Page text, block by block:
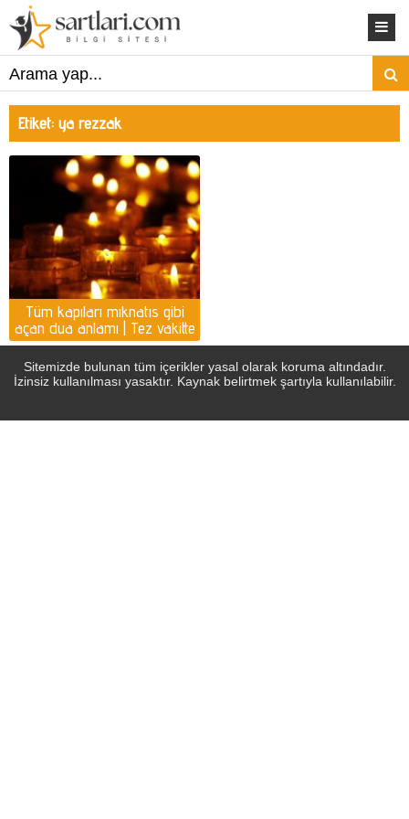
Etiket: ya rezzak
Tüm kapıları mıknatıs gibi
açan dua anlamı | Tez vakitte
para gelmesi için dua
Sitemizde bulunan tüm içerikler yasal olarak koruma altındadır.
İzinsiz kullanılması yasaktır. Kaynak belirtmek şartıyla kullanılabilir.